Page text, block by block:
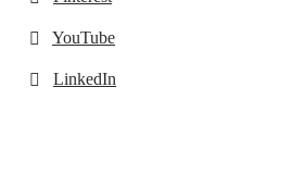
YouTube
LinkedIn